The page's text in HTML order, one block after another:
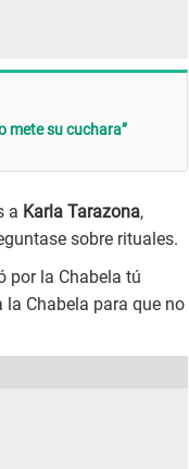
mete su cuchara”
a Karla Tarazona,
sobre rituales.
por la Chabela tú
la Chabela para que no